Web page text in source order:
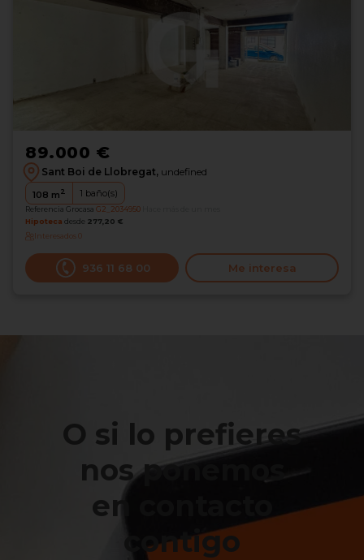
89.000 €
Sant Boi de Llobregat, undefined
108 m2 1 baño(s)
Referencia Grocasa G2_2034950
Hipoteca desde 277,20 €
Interesados0
936 11 68 00 Me interesa
O si lo prefieres
nos ponemos
en contacto
contigo